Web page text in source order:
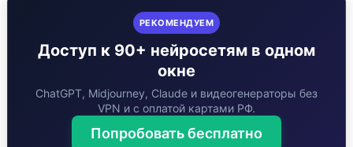
РЕКОМЕНДУЕМ
Доступ к 90+ нейросетям в одном
окне
ChatGPT, Midjourney, Claude и видеогенераторы без
VPN и с оплатой картами РФ.
Попробовать бесплатно